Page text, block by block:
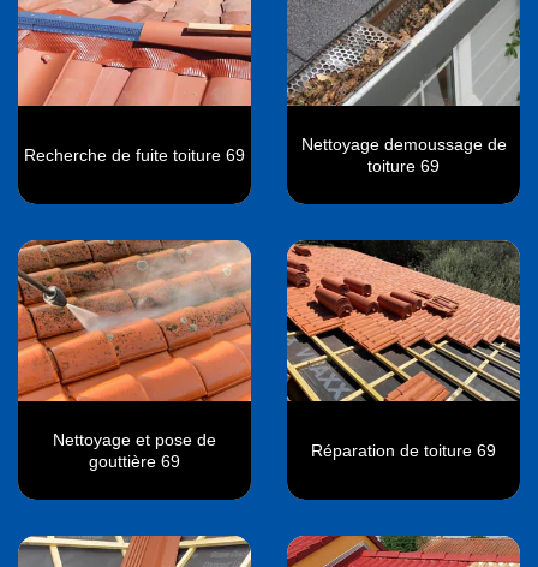
Recherche de fuite toiture 69
Nettoyage demoussage de
toiture 69
Nettoyage et pose de
gouttière 69
Réparation de toiture 69